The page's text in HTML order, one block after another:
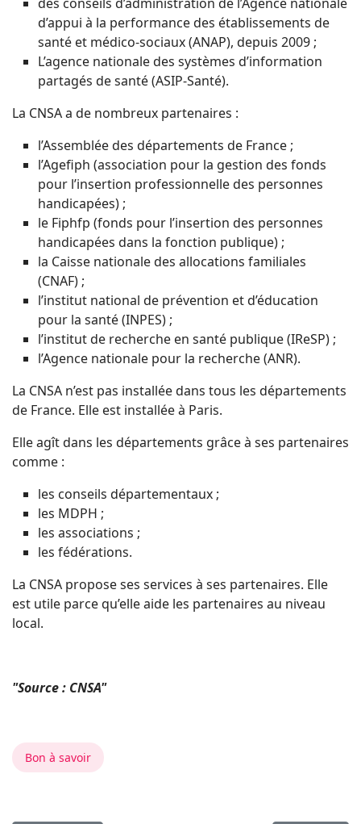
d’appui à la performance des établissements de
santé et médico-sociaux (ANAP), depuis 2009 ;
L’agence nationale des systèmes d’information
partagés de santé (ASIP-Santé).
La CNSA a de nombreux partenaires :
l’Assemblée des départements de France ;
l’Agefiph (association pour la gestion des fonds
pour l’insertion professionnelle des personnes
handicapées) ;
le Fiphfp (fonds pour l’insertion des personnes
handicapées dans la fonction publique) ;
la Caisse nationale des allocations familiales
(CNAF) ;
l’institut national de prévention et d’éducation
pour la santé (INPES) ;
l’institut de recherche en santé publique (IReSP) ;
l’Agence nationale pour la recherche (ANR).
La CNSA n’est pas installée dans tous les départements
de France. Elle est installée à Paris.
Elle agît dans les départements grâce à ses partenaires
comme :
les conseils départementaux ;
les MDPH ;
les associations ;
les fédérations.
La CNSA propose ses services à ses partenaires. Elle
est utile parce qu’elle aide les partenaires au niveau
local.
"Source : CNSA"
Bon à savoir